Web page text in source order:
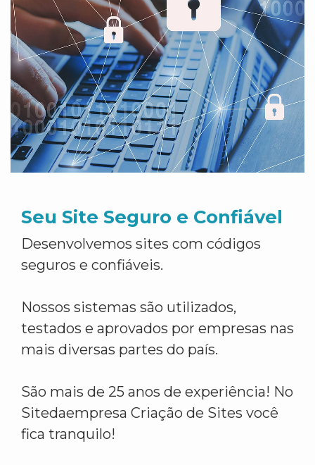
Seu Site Seguro e Confiável
Desenvolvemos sites com códigos
seguros e confiáveis.
Nossos sistemas são utilizados,
testados e aprovados por empresas nas
mais diversas partes do país.
São mais de 25 anos de experiência! No
Sitedaempresa Criação de Sites você
fica tranquilo!